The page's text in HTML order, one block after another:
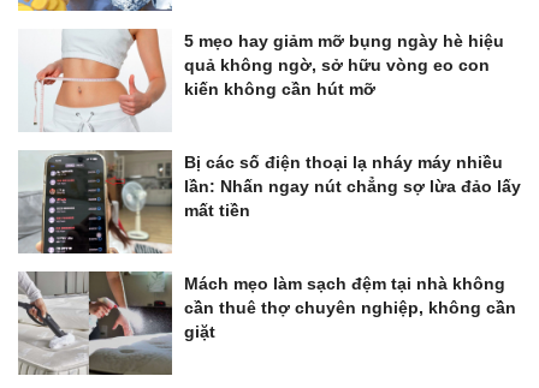
5 mẹo hay giảm mỡ bụng ngày hè hiệu
quả không ngờ, sở hữu vòng eo con
kiến không cần hút mỡ
Bị các số điện thoại lạ nháy máy nhiều
lần: Nhấn ngay nút chẳng sợ lừa đảo lấy
mất tiền
Mách mẹo làm sạch đệm tại nhà không
cần thuê thợ chuyên nghiệp, không cần
giặt